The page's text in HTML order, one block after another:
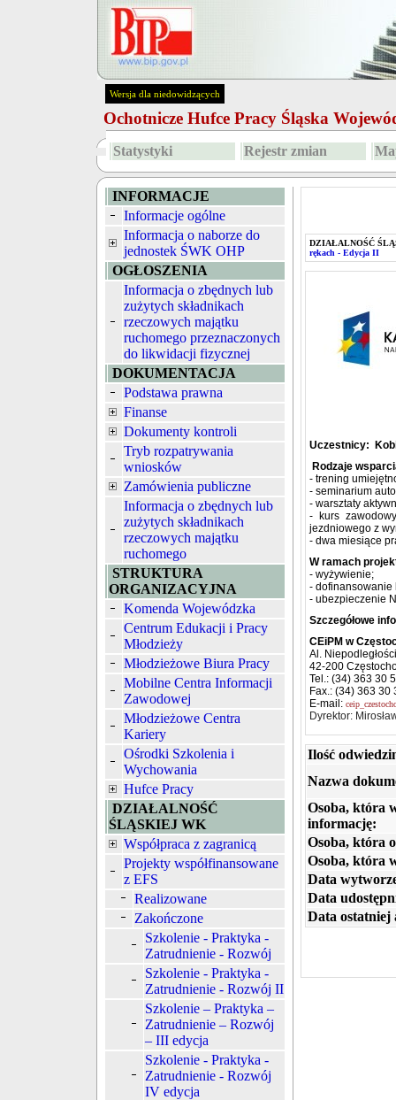
Wersja dla niedowidzących
Ochotnicze Hufce Pracy Śląska
Statystyki Rejestr zmian
INFORMACJE
Informacje ogólne
Informacja o naborze do
jednostek ŚWK OHP
OGŁOSZENIA
Informacja o zbędnych lub
zużytych składnikach
rzeczowych majątku
ruchomego przeznaczonych
do likwidacji fizycznej
DOKUMENTACJA
Podstawa prawna
Finanse
Dokumenty kontroli
Tryb rozpatrywania
wniosków
Zamówienia publiczne
Informacja o zbędnych lub
zużytych składnikach
rzeczowych majątku
ruchomego
STRUKTURA
ORGANIZACYJNA
Komenda Wojewódzka
Centrum Edukacji i Pracy
Młodzieży
Młodzieżowe Biura Pracy
Mobilne Centra Informacji
Zawodowej
Młodzieżowe Centra
Kariery
Ośrodki Szkolenia i
Wychowania
Hufce Pracy
DZIAŁALNOŚĆ
ŚLĄSKIEJ WK
Współpraca z zagranicą
Projekty współfinansowane
z EFS
Realizowane
Zakończone
Szkolenie - Praktyka -
Zatrudnienie - Rozwój
Szkolenie - Praktyka -
Zatrudnienie - Rozwój II
Szkolenie – Praktyka –
Zatrudnienie – Rozwój
– III edycja
Szkolenie - Praktyka -
Zatrudnienie - Rozwój
IV edycja
DZIAŁALNOŚĆ
rękach - Edycja II
Uczestnicy:
Rodzaje
- trening
- seminarium
- warsztaty
- kurs
jezdniowego z
- dwa miesiące
W ramach
- wyżywienie;
- dofinansowanie
- ubezpieczenie
Szczegółowe
CEiPM w
Al.
42-200
Tel.: (34) 363 30
Fax.: (34) 363 30
E-mail:
Dyrektor:
Ilość
Nazwa
Osoba, która
informację:
Osoba, która
Osoba, która
Data
Data
Data